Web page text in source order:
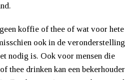
koffie of thee of wat voor hete
ook in de veronderstelling
nodig is. Ook voor mensen die
thee drinken kan een bekerhouder